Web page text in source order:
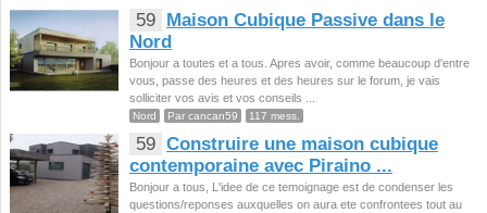
59
Maison Cubique Passive dans le
Nord
Bonjour a toutes et a tous. Apres avoir, comme beaucoup d'entre
vous, passe des heures et des heures sur le forum, je vais
solliciter vos avis et vos conseils ...
Nord Par cancan59 117 mess.
59 Construire une maison cubique
contemporaine avec Piraino ...
Bonjour a tous, L'idee de ce temoignage est de condenser les
questions/reponses auxquelles on aura ete confrontees tout au